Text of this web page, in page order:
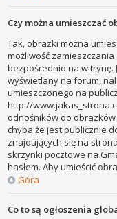
Czy można umieszczać
Tak, obrazki można
możliwość
bezpośrednio na witrynę.
wyświetlany na forum,
umieszczonego na
http://
odnośników do
chyba że jest publicznie
znajdujących się na
skrzynki pocztowe na
hasłem. Aby umieścić
Góra
Co to są ogłoszenia